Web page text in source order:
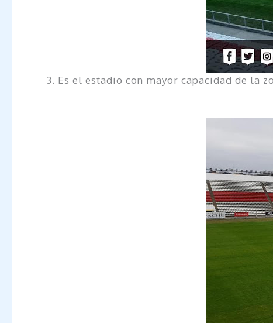
3. Es el estadio con mayor capacidad de la